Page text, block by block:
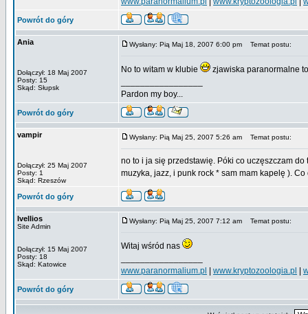
Powrót do góry
Ania
Dołączył: 18 Maj 2007
Posty: 15
Skąd: Słupsk
Wysłany: Pią Maj 18, 2007 6:00 pm Temat postu:
No to witam w klubie
zjawiska paranormalne
Pardon my boy...
Powrót do góry
vampir
Dołączył: 25 Maj 2007
Posty: 1
Skąd: Rzeszów
Wysłany: Pią Maj 25, 2007 5:26 am Temat postu:
no to i ja się przedstawię. Póki co uczęszczam
muzyka, jazz, i punk rock * sam mam kapelę ).
Powrót do góry
Ivellios
Site Admin
Dołączył: 15 Maj 2007
Posty: 18
Skąd: Katowice
Wysłany: Pią Maj 25, 2007 7:12 am Temat postu:
Witaj wśród nas
www.paranormalium.pl
www.kryptozoologia.pl
Powrót do góry